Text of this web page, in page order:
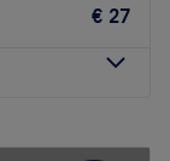
€ 27